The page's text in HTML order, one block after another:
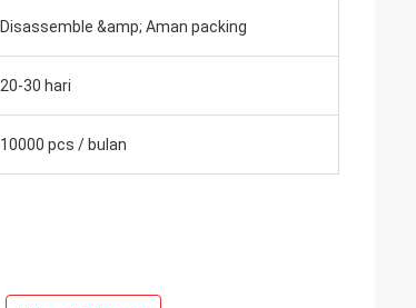
Disassemble &amp; Aman packing
20-30 hari
10000 pcs / bulan